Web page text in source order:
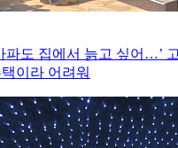
파도 집에서 늙고 싶어…’
이라 어려워